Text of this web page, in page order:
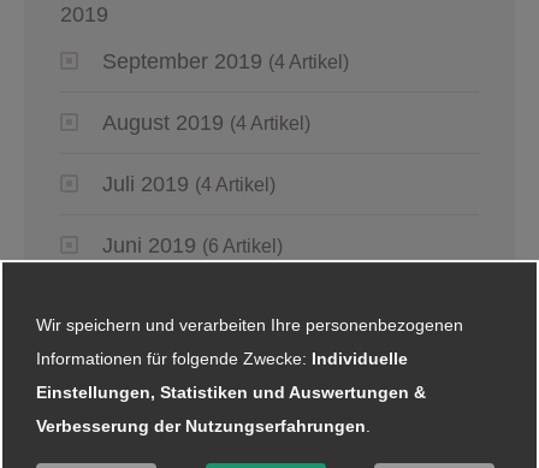
2019
September 2019 (4 Artikel)
August 2019 (4 Artikel)
Juli 2019 (4 Artikel)
Juni 2019 (6 Artikel)
April 2019 (4 Artikel)
März 2019 (6 Artikel)
Wir speichern und verarbeiten Ihre personenbezogenen
Informationen für folgende Zwecke: Individuelle
Einstellungen, Statistiken und Auswertungen &
Verbesserung der Nutzungserfahrungen